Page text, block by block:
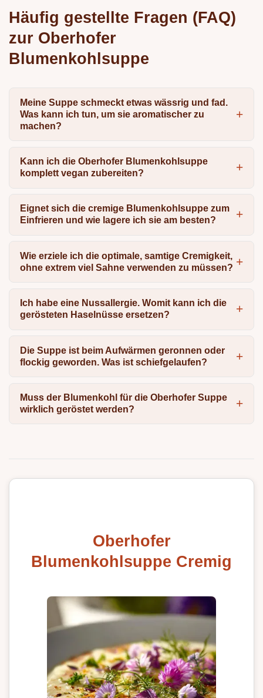
Häufig gestellte Fragen (FAQ)
zur Oberhofer
Blumenkohlsuppe
Meine Suppe schmeckt etwas wässrig und fad.
Was kann ich tun, um sie aromatischer zu
machen?
Kann ich die Oberhofer Blumenkohlsuppe
komplett vegan zubereiten?
Eignet sich die cremige Blumenkohlsuppe zum
Einfrieren und wie lagere ich sie am besten?
Wie erziele ich die optimale, samtige Cremigkeit,
ohne extrem viel Sahne verwenden zu müssen?
Ich habe eine Nussallergie. Womit kann ich die
gerösteten Haselnüsse ersetzen?
Die Suppe ist beim Aufwärmen geronnen oder
flockig geworden. Was ist schiefgelaufen?
Muss der Blumenkohl für die Oberhofer Suppe
wirklich geröstet werden?
Oberhofer
Blumenkohlsuppe Cremig